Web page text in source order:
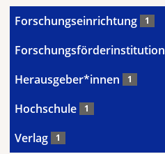
Forschungseinrichtung 1
Forschungsförderinstitution
Herausgeber*innen 1
Hochschule 1
Verlag 1